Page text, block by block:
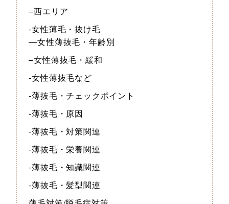
–西エリア
-女性薄毛・抜け毛
—女性薄抜毛・年齢別
–女性薄抜毛・緩和
-女性薄抜毛など
-薄抜毛・チェックポイント
-薄抜毛・原因
-薄抜毛・対策関連
-薄抜毛・栄養関連
-薄抜毛・知識関連
-薄抜毛・髪型関連